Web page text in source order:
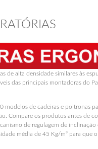
Cadeiras Secretária / Executiva /
Diretor
Polipropileno
para Recepção de
de alta densidade similares às
das principais montadoras do
modelos de cadeiras e poltronas
Compare os produtos antes de
de regulagem de
média de 45 Kg/m³ para